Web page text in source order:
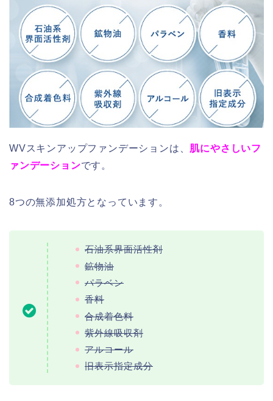
WVスキンアップファンデーションは、 肌にやさしいフ
ァンデーションです。
8つの無添加処方となっています。
石油系界面活性剤
鉱物油
パラベン
香料
合成着色料
紫外線吸収剤
アルコール
旧表示指定成分